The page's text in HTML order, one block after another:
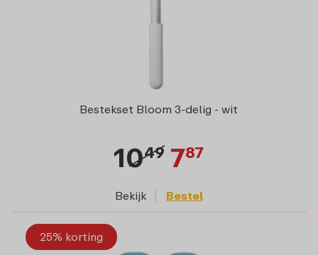
Bestekset Bloom 3-delig - wit
1049 787
Bekijk Bestel
25% korting